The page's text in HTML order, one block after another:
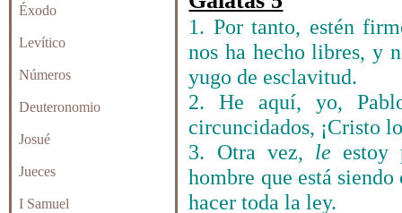
Éxodo
Levítico
Números
Deuteronomio
Josué
Jueces
I Samuel
1. Por tanto, estén
nos ha hecho libres, y
yugo de esclavitud.
2. He aquí, yo,
circuncidados, ¡Cristo
3. Otra vez, le estoy
hombre que está
hacer toda la ley.